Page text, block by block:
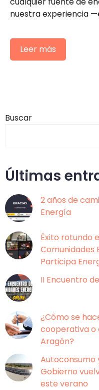
nuestra experiencia
Leer más
Buscar
Últimas
2 años de
Energía
Éxito rotundo
Comunidades
Participa
II Encuentro
¿Cómo se
cooperativa o
Aragón?
Autoconsumo
Gobierno
este verano